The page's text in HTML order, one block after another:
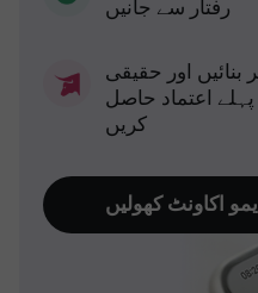
رفتار سے جانیں
بنائیں اور حقیقی
اعتماد حاصل
کریں
اکاونٹ کھولیں